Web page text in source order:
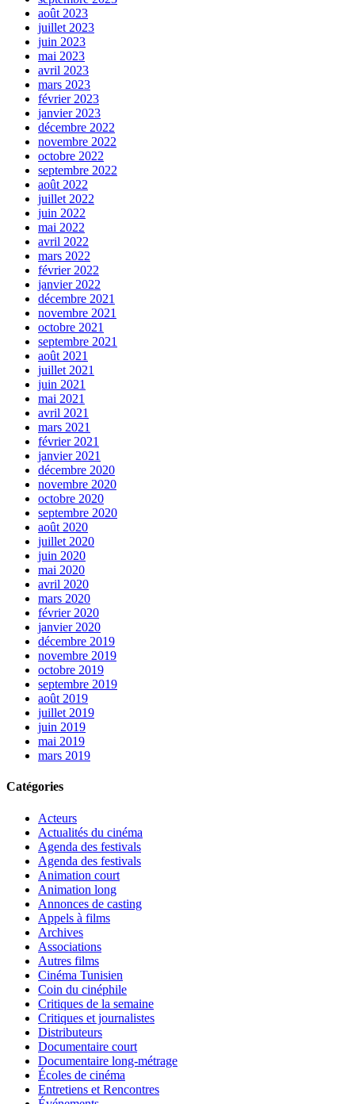
août 2023
juillet 2023
juin 2023
mai 2023
avril 2023
mars 2023
février 2023
janvier 2023
décembre 2022
novembre 2022
octobre 2022
septembre 2022
août 2022
juillet 2022
juin 2022
mai 2022
avril 2022
mars 2022
février 2022
janvier 2022
décembre 2021
novembre 2021
octobre 2021
septembre 2021
août 2021
juillet 2021
juin 2021
mai 2021
avril 2021
mars 2021
février 2021
janvier 2021
décembre 2020
novembre 2020
octobre 2020
septembre 2020
août 2020
juillet 2020
juin 2020
mai 2020
avril 2020
mars 2020
février 2020
janvier 2020
décembre 2019
novembre 2019
octobre 2019
septembre 2019
août 2019
juillet 2019
juin 2019
mai 2019
mars 2019
Catégories
Acteurs
Actualités du cinéma
Agenda des festivals
Agenda des festivals
Animation court
Animation long
Annonces de casting
Appels à films
Archives
Associations
Autres films
Cinéma Tunisien
Coin du cinéphile
Critiques de la semaine
Critiques et journalistes
Distributeurs
Documentaire court
Documentaire long-métrage
Écoles de cinéma
Entretiens et Rencontres